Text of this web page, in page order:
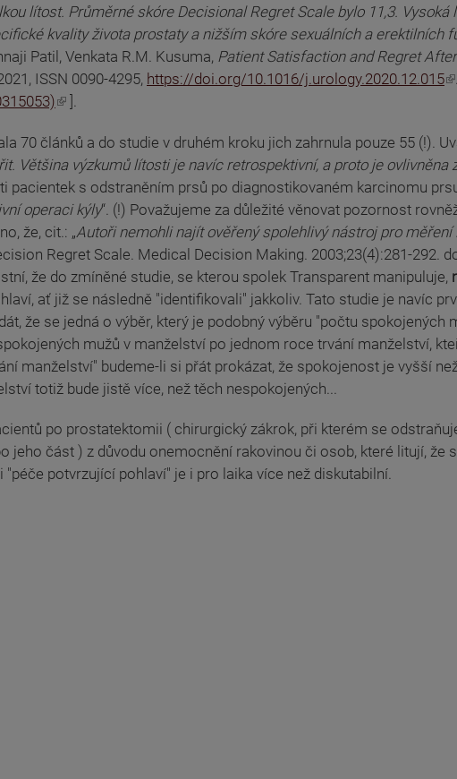
lítost. Průměrné skóre Decisional Regret Scale bylo 11,3.
kvality života prostaty a nižším skóre sexuálních a erektilních
Patil, Venkata R.M. Kusuma, Patient Satisfaction and Regret
ISSN 0090-4295, https://doi.org/10.1016/j.urology.2020.12.015
.
].
70 článků a do studie v druhém kroku jich zahrnula pouze 55 (!).
Většina výzkumů lítosti je navíc retrospektivní, a proto je ovlivněna
s odstraněním prsů po diagnostikovaném karcinomu
operaci kýly“. (!) Považujeme za důležité věnovat pozornost
že, cit.: „Autoři nemohli najít ověřený spolehlivý nástroj pro
Regret Scale. Medical Decision Making. 2003;23(4):281-292.
že do zmíněné studie, se kterou spolek Transparent manipuluje,
ať již se následně "identifikovali" jakkoliv. Tato studie je navíc
že se jedná o výběr, který je podobný výběru "počtu spokojených
mužů v manželství po jednom roce trvání manželství,
manželství" budeme-li si přát prokázat, že spokojenost je vyšší
totiž bude jistě více, než těch nespokojených...
po prostatektomii ( chirurgický zákrok, při kterém se
část ) z důvodu onemocnění rakovinou či osob, které litují, že
potvrzující pohlaví" je i pro laika více než diskutabilní.